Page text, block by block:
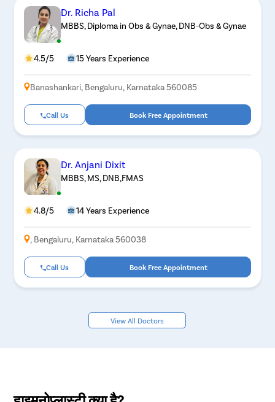
Dr. Richa Pal
MBBS, Diploma in Obs & Gynae, DNB-Obs & Gynae
4.5/5 15 Years Experience
Banashankari, Bengaluru, Karnataka 560085
Call Us Book Free Appointment
Dr. Anjani Dixit
MBBS, MS, DNB,FMAS
4.8/5 14 Years Experience
, Bengaluru, Karnataka 560038
Call Us Book Free Appointment
View All Doctors